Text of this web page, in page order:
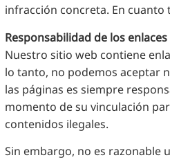
infracción concreta. En
Responsabilidad de los enlaces
Nuestro sitio web contiene
lo tanto, no podemos aceptar
las páginas es siempre
momento de su vinculación
contenidos ilegales.
Sin embargo, no es razonable